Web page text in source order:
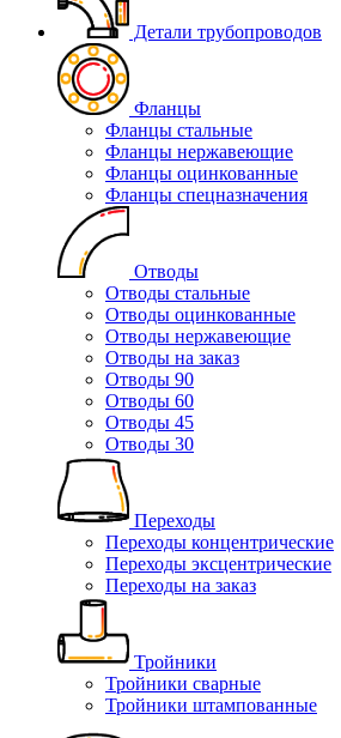
Детали трубопроводов
Фланцы
Фланцы стальные
Фланцы нержавеющие
Фланцы оцинкованные
Фланцы спецназначения
Отводы
Отводы стальные
Отводы оцинкованные
Отводы нержавеющие
Отводы на заказ
Отводы 90
Отводы 60
Отводы 45
Отводы 30
Переходы
Переходы концентрические
Переходы эксцентрические
Переходы на заказ
Тройники
Тройники сварные
Тройники штампованные